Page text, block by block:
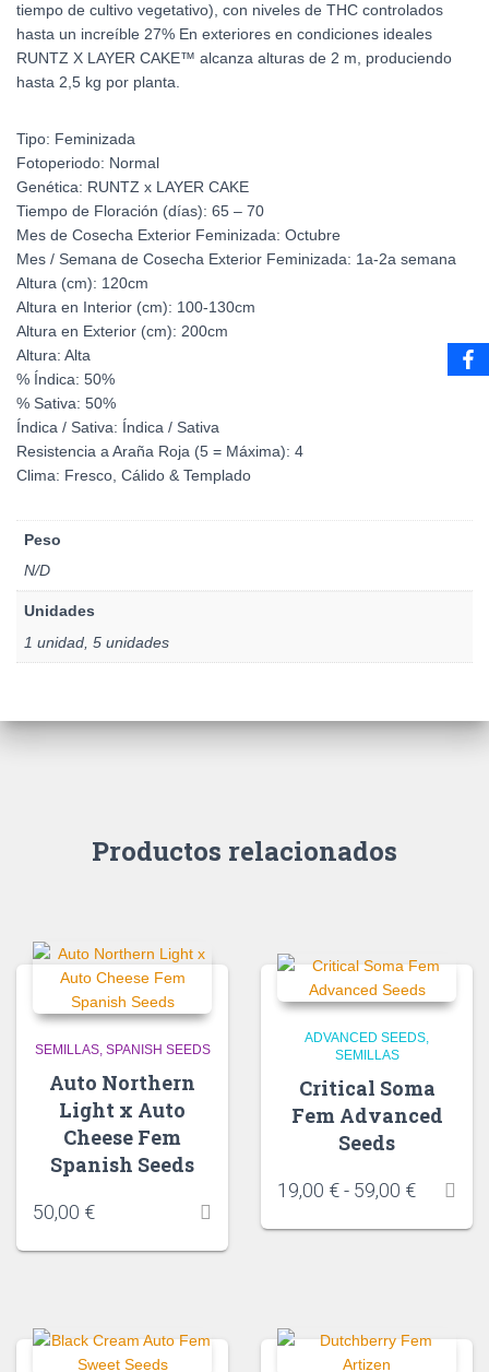
tiempo de cultivo vegetativo), con niveles de THC controlados
hasta un increíble 27% En exteriores en condiciones ideales
RUNTZ X LAYER CAKE™ alcanza alturas de 2 m, produciendo
hasta 2,5 kg por planta.
Tipo: Feminizada
Fotoperiodo: Normal
Genética: RUNTZ x LAYER CAKE
Tiempo de Floración (días): 65 – 70
Mes de Cosecha Exterior Feminizada: Octubre
Mes / Semana de Cosecha Exterior Feminizada: 1a-2a semana
Altura (cm): 120cm
Altura en Interior (cm): 100-130cm
Altura en Exterior (cm): 200cm
Altura: Alta
% Índica: 50%
% Sativa: 50%
Índica / Sativa: Índica / Sativa
Resistencia a Araña Roja (5 = Máxima): 4
Clima: Fresco, Cálido & Templado
Peso
N/D
Unidades
1 unidad, 5 unidades
Productos relacionados
SEMILLAS SPANISH SEEDS
Auto Northern
Light x Auto
Cheese Fem
Spanish Seeds
50,00 €
ADVANCED SEEDS
SEMILLAS
Critical Soma
Fem Advanced
Seeds
19,00 €- 59,00 €